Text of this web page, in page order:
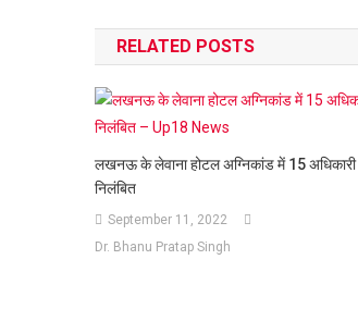
navigation
RELATED POSTS
लखनऊ के लेवाना होटल अग्निकांड में 15 अधिकारी
निलंबित
September 11, 2022
Dr. Bhanu Pratap Singh